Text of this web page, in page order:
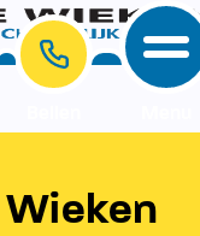
Wieken